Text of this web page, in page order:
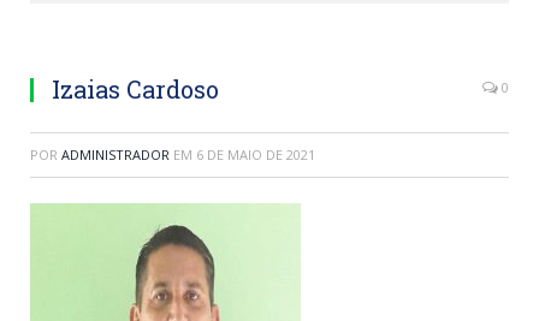
Izaias Cardoso 0
POR ADMINISTRADOR EM 6 DE MAIO DE 2021